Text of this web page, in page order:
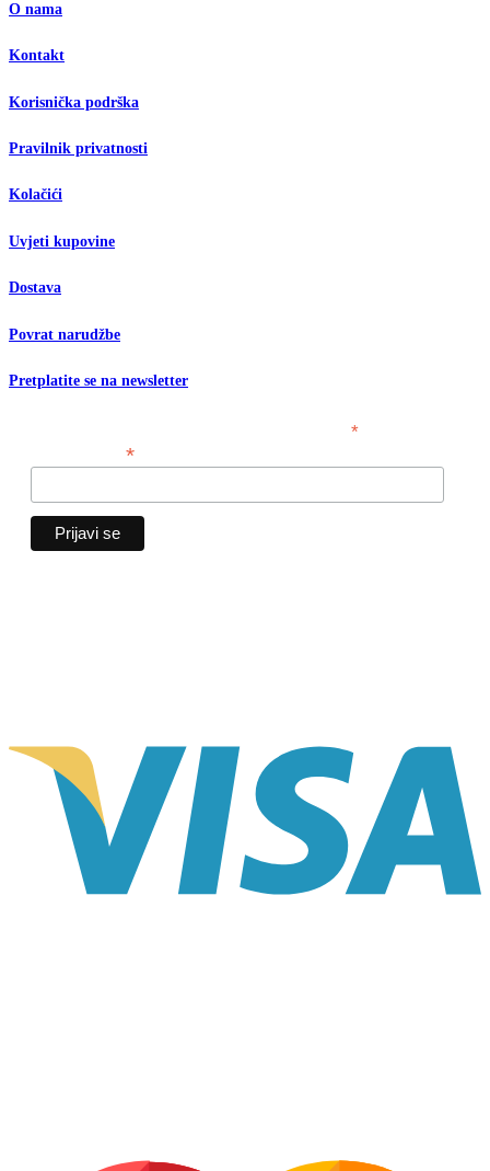
O nama
Kontakt
Korisnička podrška
Pravilnik privatnosti
Kolačići
Uvjeti kupovine
Dostava
Povrat narudžbe
Pretplatite se na newsletter
*
*